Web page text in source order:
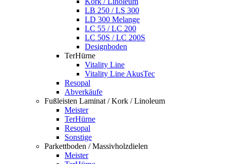
LB 250 / LS 300
LD 300 Melange
LC 55 / LC 200
LC 50S / LC 200S
Designboden
TerHürne
Vitality Line
Vitality Line AkusTec
Resopal
Abverkäufe
Fußleisten Laminat / Kork / Linoleum
Meister
TerHürne
Resopal
Sonstige
Parkettboden / Massivholzdielen
Meister